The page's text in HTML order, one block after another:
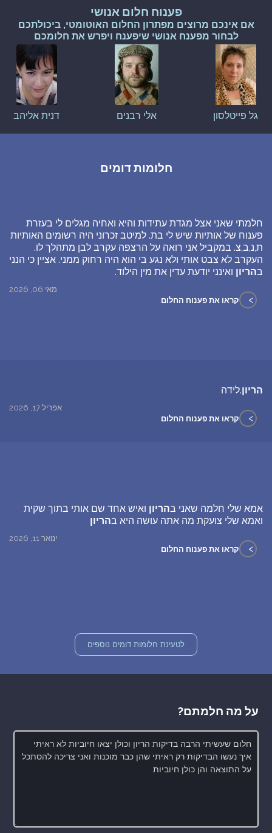
פענוח חלום אנושי
אם אינכם מרוצים מפתרון החלום האוטומטי, ביכולתכם
לבחור מפענח אנושי שיפענח ויפרש את חלומכם
גל פייטלסון אלי רבנים דנית אליהב
חלומות דומים
חלמתי שאני אצל מגדת עתידות והיא ואחיה מגלים לי בעזרת
פענוח של אותיות שיש לי בת. למיטב זכרוני היה רשומים האותיות
ת,נ,ב,צ. במקביל אני רואה על הרצפה עקרב לבן מתהלך לו.
העקרב לא צבט אותי ולא נגע בי הוא היה רחוק ממני. אציין כי הנני
בהריון ואינני יודעת עדין את מין הילוד.
מאי 06, 2026
> קראו את פענוח החלום
הריון.לידה
אפריל 17, 2026
> קראו את פענוח החלום
אמא שלי חלמה שאני בהריון ואיש אחד שם אותי בתוך שקית
ואמא שלי צועקת מה אתה עושה היא בהריון
ינואר 11, 2026
> קראו את פענוח החלום
לטעינת חלומות דומים נוספים
על מה חלמתם?